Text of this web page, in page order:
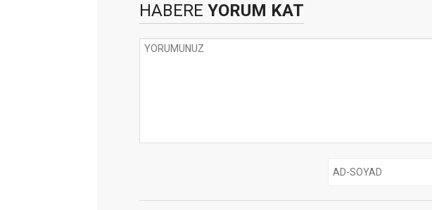
HABERE YORUM KAT